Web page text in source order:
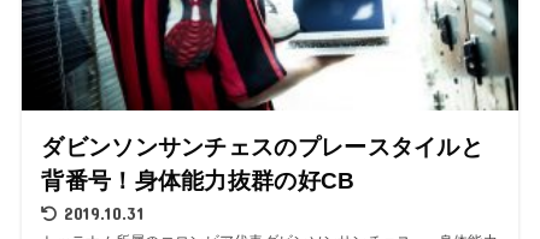
ダビンソンサンチェスのプレースタイルと
背番号！身体能力抜群の好CB
2019.10.31